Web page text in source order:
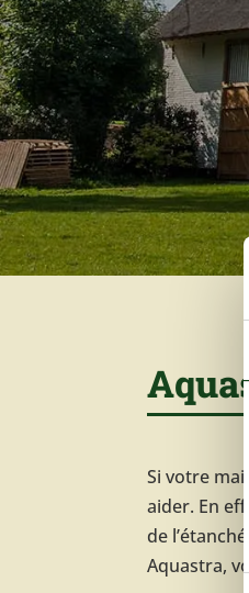
Si votre
aider. En
de
Aquastra,